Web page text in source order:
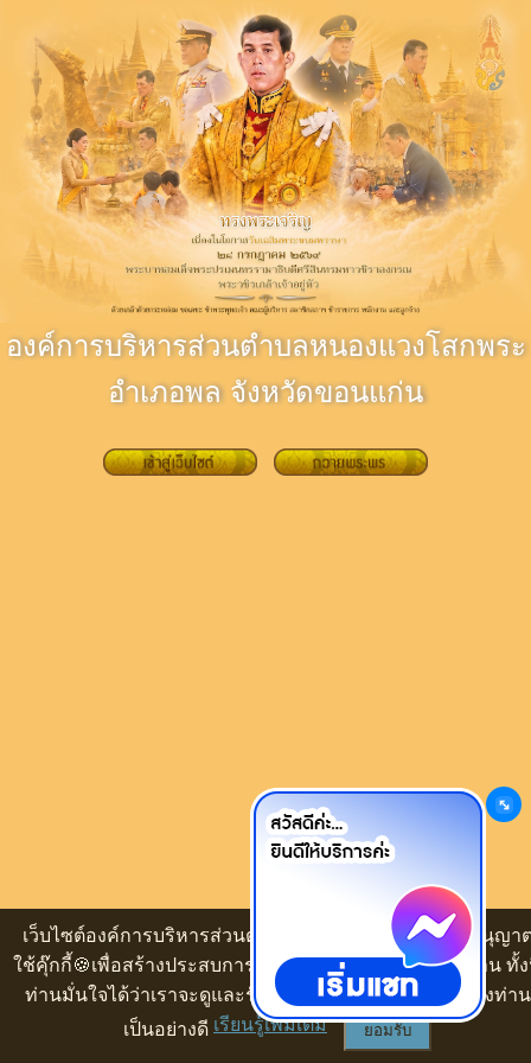
เว็บไซต์องค์การบริหารส่วนตำบลหนองแวงโสกพระ ขออนุญา
ใช้คุ๊กกี้🍪เพื่อสร้างประสบการณ์นำเสนอเนื้อหาที่ดีให้กับท่าน ทั้
ท่านมั่นใจได้ว่าเราจะดูและรักษาความปลอดภัยข้อมูลของท่าน
เป็นอย่างดี เรียนรู้เพิ่มเติม ยอมรับ
องค์การบริหารส่วนตำบลหนองแวงโสกพระ
อำเภอพล จังหวัดขอนแก่น